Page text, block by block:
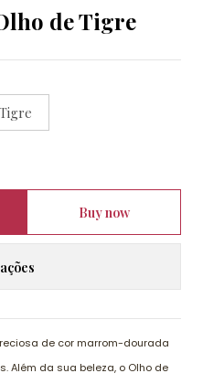
de Tigre
Buy now
de cor marrom-dourada
Além da sua beleza, o Olho de